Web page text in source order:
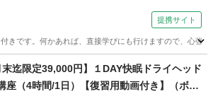
提携サイト
きです。何かあれば、直接学びにも行けますので、心強
サージ
末迄限定39,000円】１DAY快眠ドライヘッド
座（4時間/1日）【復習用動画付き】（ボデ